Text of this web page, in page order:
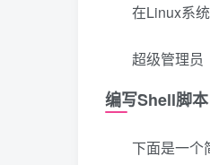
在Linux系
超级管理员
编写Shell脚本
下面是一个